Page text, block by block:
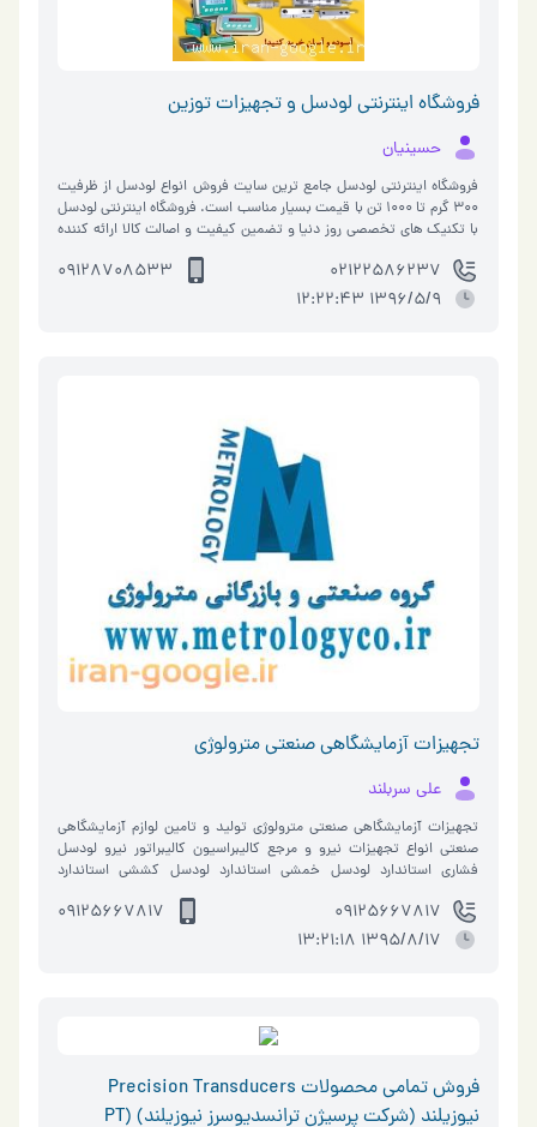
فروشگاه اینترنتی لودسل و تجهیزات توزین
حسینیان
فروشگاه اینترنتی لودسل جامع ترین سایت فروش انواع لودسل از ظرفیت
300 گرم تا 1000 تن با قیمت بسیار مناسب است. فروشگاه اینترنتی لودسل
با تکنیک های تخصصی روز دنیا و تضمین کیفیت و اصالت کالا ارائه کننده
02122586237
09128708533
1396/5/9 12:22:43
تجهیزات آزمایشگاهی صنعتی مترولوژی
علی سربلند
تجهیزات آزمایشگاهی صنعتی مترولوژی تولید و تامین لوازم آزمایشگاهی
صنعتی انواع تجهیزات نیرو و مرجع کالیبراسیون کالیبراتور نیرو لودسل
فشاری استاندارد لودسل خمشی استاندارد لودسل کششی استاندارد
09125667817
09125667817
1395/8/17 13:21:18
فروش تمامي محصولات Precision Transducers
نيوزيلند (شرکت پرسيژن ترانسديوسرز نيوزيلند) (PT